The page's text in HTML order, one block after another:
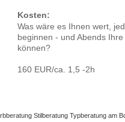
Kosten:
Was wäre es Ihnen wert,
beginnen - und Abends
können?
160 EUR/ca. 1,5 -2h
Stilberatung Typberatung am